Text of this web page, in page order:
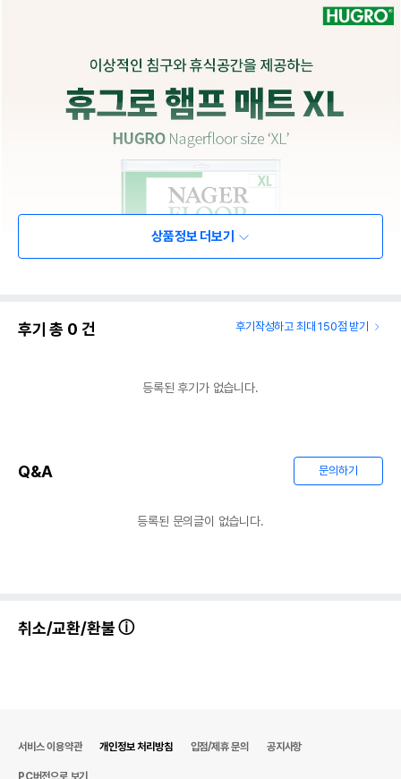
상품정보 더보기
후기 총 0 건 후기작성하고 최대 150점 받기
등록된 후기가 없습니다.
Q&A 문의하기
등록된 문의글이 없습니다.
취소/교환/환불
서비스 이용약관 개인정보 처리방침 입점/제휴 문의 공지사항
PC버전으로 보기